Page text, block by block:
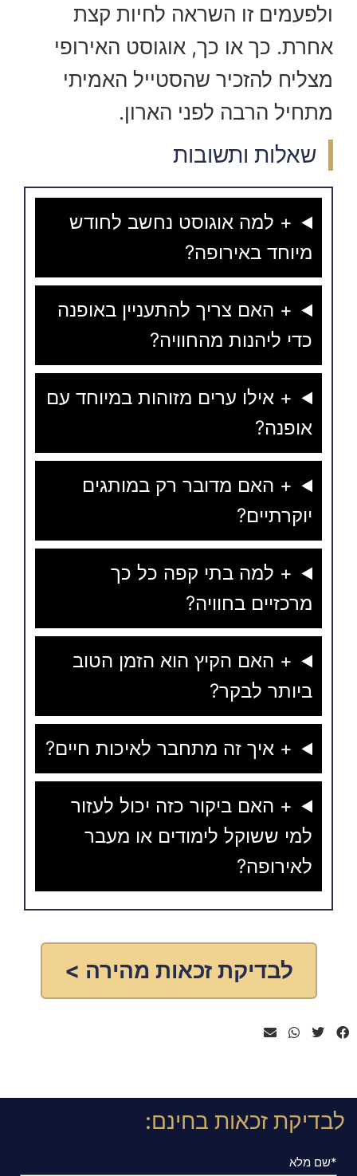
ולפעמים זו השראה לחיות קצת
אחרת. כך או כך, אוגוסט האירופי
מצליח להזכיר שהסטייל האמיתי
מתחיל הרבה לפני הארון.
שאלות ותשובות
+ למה אוגוסט נחשב לחודש
מיוחד באירופה?
+ האם צריך להתעניין באופנה
כדי ליהנות מהחוויה?
+ אילו ערים מזוהות במיוחד עם
אופנה?
+ האם מדובר רק במותגים
יוקרתיים?
+ למה בתי קפה כל כך
מרכזיים בחוויה?
+ האם הקיץ הוא הזמן הטוב
ביותר לבקר?
+ איך זה מתחבר לאיכות חיים?
+ האם ביקור כזה יכול לעזור
למי ששוקל לימודים או מעבר
לאירופה?
לבדיקת זכאות מהירה >
לבדיקת זכאות בחינם:
*שם מלא